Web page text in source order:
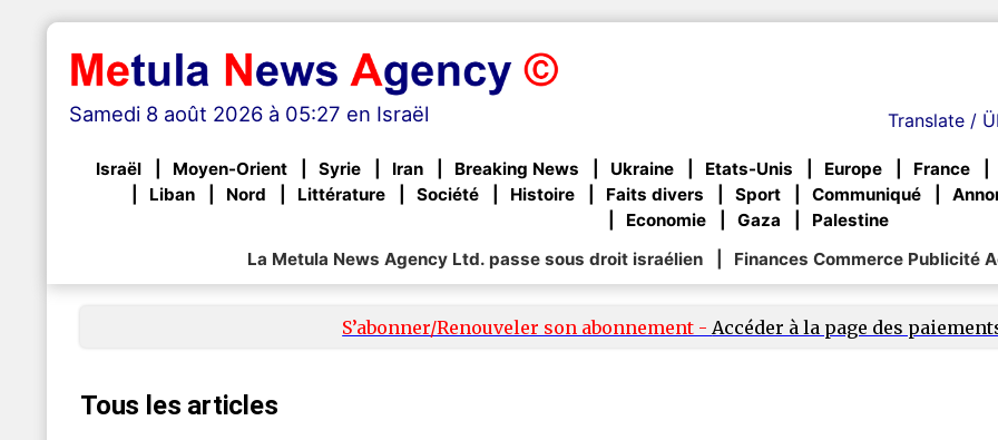
Samedi 8 août 2026 à 05:27 en Israël Translate /
Israël Moyen-Orient Syrie Iran Breaking News Ukraine Etats-Unis Europe
France
Liban
Nord Littérature Société Histoire Faits divers Sport Communiqué
Economie
Gaza
Palestine
La Metula News Agency Ltd. passe sous droit israélien
Finances Commerce Publicité
S’abonner/Renouveler son abonnement - Accéder à la page des
Tous les articles